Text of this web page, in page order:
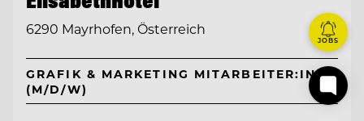
6290 Mayrhofen, Österreich
GRAFIK & MARKETING MITARBEITER:IN
(M/D/W)
JOBS